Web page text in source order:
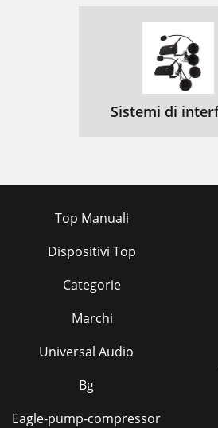
Sistemi di
Top Manuali
Dispositivi Top
Categorie
Marchi
Universal Audio
Bg
Eagle-pump-compressor